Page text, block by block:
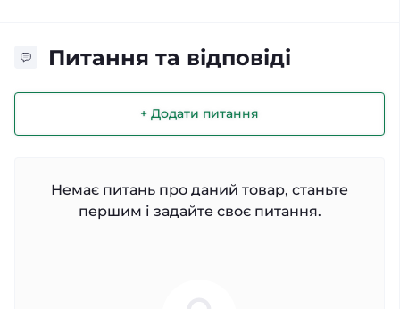
Питання та відповіді
+ Додати питання
Немає питань про даний товар, станьте
першим і задайте своє питання.